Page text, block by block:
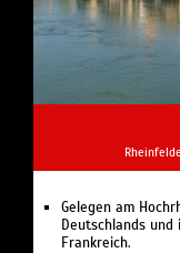
Gelegen am
Deutschlands
Frankreich.